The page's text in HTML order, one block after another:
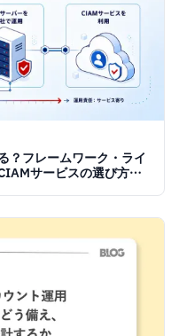
？フレームワーク・ライ
サービスの選び方